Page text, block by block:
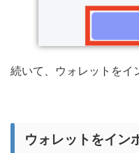
続いて、ウォレットをイ
ウォレットをイン